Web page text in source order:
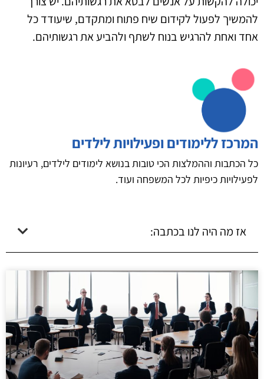
להמשיך לפעול לקידום שיח פתוח ומתקדם, שיעודד כל
אחד ואחת להרגיש בנוח לשתף ולהביע את רגשותיהם.
המרכז ללימודים ופעילויות לילדים
כל הכתבות וההמלצות הכי טובות בנושא לימודים לילדים, רעיונות
לפעילויות כיפיות לכל המשפחה ועוד.
אז מה היה לנו בכתבה: